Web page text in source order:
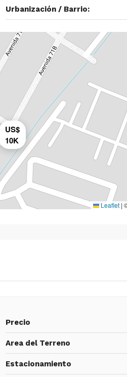
Urbanización / Barrio:
US$
10K
Leaflet |
Precio
Area del Terreno
Estacionamiento